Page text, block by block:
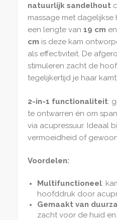
natuurlijk sandelhout
massage met dagelijkse
een lengte van 19 cm
cm is deze kam
als effectiviteit. De
stimuleren zacht de
tegelijkertijd je haar
2-in-1 functionaliteit:
te ontwarren én om
via acupressuur. Ideaal
vermoeidheid of
Voordelen:
Multifunctioneel:
hoofddruk door
Gemaakt van
zacht voor de huid